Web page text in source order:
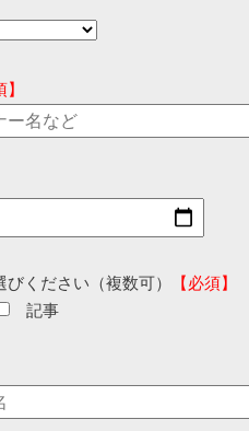
】
ください（複数可）
【必須】
記事